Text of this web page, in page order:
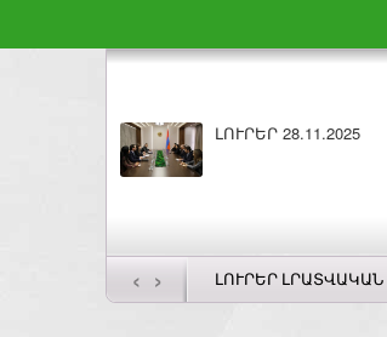
Բարի լույս 28.11.2025
‹ › ԼՈՒՐԵՐ ԼՐԱՏՎԱԿԱՆ